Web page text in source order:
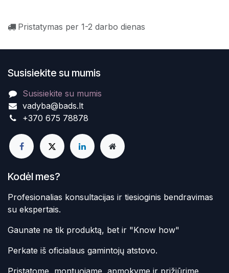
Pristatymas per 1-2 darbo dienas
Susisiekite su mumis
Susisiekite su mumis
vadyba@bads.lt
+370 675 78878
Kodėl mes?
Profesionalias konsultacijas ir tiesioginis bendravimas
su ekspertais.
Gaunate ne tik produktą, bet ir "Know how"
Perkate iš oficialaus gamintojų atstovo.